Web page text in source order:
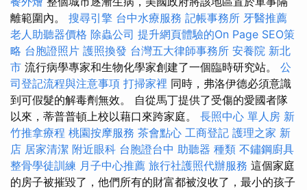
離範圍內。 搜尋引擎 台中水療服務 記帳事務所 牙醫推薦
老人助聽器價格 除蟲公司 提升網頁體驗的On Page SEO策
略 台胞證照片 護照換發 台灣五大律師事務所 安養院 新北
市 流行病學專家和生物化學家創建了一個臨時研究站。 公
司登記流程與注意事項 打掃家裡 同時，弗洛伊德必須意識
到可假髮的解毒劑無效。 自從馬丁提供了受傷的愛國者隊
以來，蒂普普頓上校以藉口來跨家庭。 長照中心 單人房 新
竹推拿療程 桃園按摩服務 茶會點心 工商登記 護理之家 新
店 居家清潔 附近眼科 台胞證台中 助聽器 種類 不鏽鋼廚具
整骨學徒訓練 月子中心推薦 旅行社護照代辦服務 這個家庭
的房子被摧毀了，他們所有的財富都被沒收了，最小的孩子